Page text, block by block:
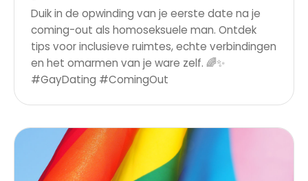
Duik in de opwinding van je eerste date na je
coming-out als homoseksuele man. Ontdek
tips voor inclusieve ruimtes, echte verbindingen
en het omarmen van je ware zelf. 🌈✨
#GayDating #ComingOut